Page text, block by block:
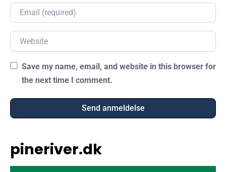
Email
Website
Save my name, email, and website in this browser for
the next time I comment.
pineriver.dk